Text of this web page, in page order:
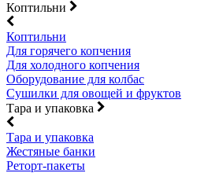
Коптильни
Коптильни
Для горячего копчения
Для холодного копчения
Оборудование для колбас
Сушилки для овощей и фруктов
Тара и упаковка
Тара и упаковка
Жестяные банки
Реторт-пакеты